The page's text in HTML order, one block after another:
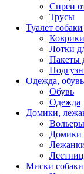
Спреи
Трусы
Туалет собаки
Коврики
Лотки
Пакеты
Одежда, обувь
Обувь
Одежда
Домики,
Домики
Миски собаки